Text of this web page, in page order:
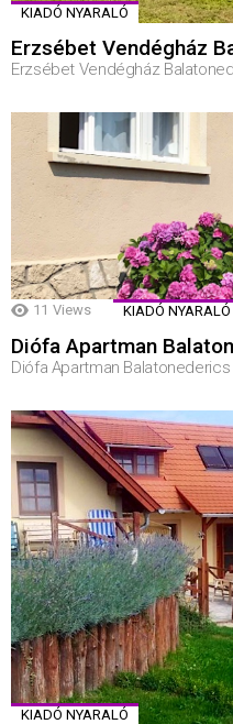
KIADÓ NYARALÓ
Erzsébet Vendégház
Erzsébet Vendégház
11 Views KIADÓ NYARALÓ
Diófa Apartman
Diófa Apartman Balatonederics
KIADÓ NYARALÓ